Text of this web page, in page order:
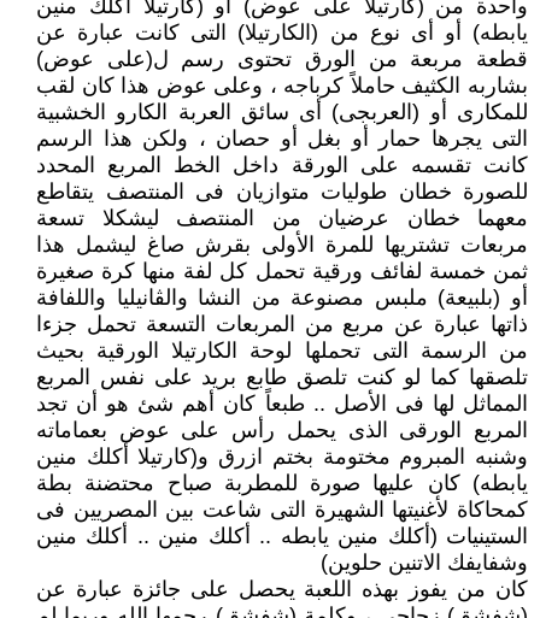
واحدة من (كارتيلا على عوض) أو (كارتيلا أكلك منين
يابطه) أو أى نوع من (الكارتيلا) التى كانت عبارة عن
قطعة مربعة من الورق تحتوى رسم ل(على عوض)
بشاربه الكثيف حاملاً كرباجه ، وعلى عوض هذا كان لقب
للمكارى أو (العربجى) أى سائق العربة الكارو الخشبية
التى يجرها حمار أو بغل أو حصان ، ولكن هذا الرسم
كانت تقسمه على الورقة داخل الخط المربع المحدد
للصورة خطان طوليات متوازيان فى المنتصف يتقاطع
معهما خطان عرضيان من المنتصف ليشكلا تسعة
مربعات تشتريها للمرة الأولى بقرش صاغ ليشمل هذا
ثمن خمسة لفائف ورقية تحمل كل لفة منها كرة صغيرة
أو (بلبيعة) ملبس مصنوعة من النشا والڤانيليا واللفافة
ذاتها عبارة عن مربع من المربعات التسعة تحمل جزءا
من الرسمة التى تحملها لوحة الكارتيلا الورقية بحيث
تلصقها كما لو كنت تلصق طابع بريد على نفس المربع
المماثل لها فى الأصل .. طبعاً كان أهم شئ هو أن تجد
المربع الورقى الذى يحمل رأس على عوض بعماماته
وشنبه المبروم مختومة بختم ازرق و(كارتيلا أكلك منين
يابطه) كان عليها صورة للمطربة صباح محتضنة بطة
كمحاكاة لأغنيتها الشهيرة التى شاعت بين المصريين فى
الستينيات (أكلك منين يابطه .. أكلك منين .. أكلك منين
وشفايفك الاتنين حلوين)
كان من يفوز بهذه اللعبة يحصل على جائزة عبارة عن